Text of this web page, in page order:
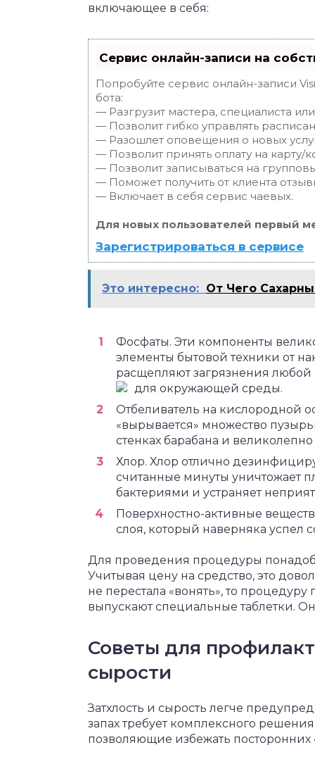
включающее в себя:
Сервис онлайн-записи на
Попробуйте сервис онлайн-записи
бота:
— Разгрузит мастера, специалиста
— Позволит гибко управлять
— Разошлет оповещения о новых
— Позволит принять оплату на карту/
— Позволит записываться на
— Поможет получить от клиента
— Включает в себя сервис чаевых.
Для новых пользователей первый
Зарегистрироваться в сервисе
Это интересно: От Чего
Фосфаты. Эти компоненты
элементы бытовой техники от
расщепляют загрязнения любой
для окружающей среды.
Отбеливатель на кислородной
«вырывается» множество
стенках барабана и
Хлор. Хлор отлично
считанные минуты уничтожает
бактериями и устраняет
Поверхностно-активные
слоя, который наверняка успел
Для проведения процедуры
Учитывая цену на средство, это
не перестала «вонять», то
выпускают специальные таблетки.
Советы для
сырости
Затхлость и сырость легче
запах требует комплексного
позволяющие избежать посторонних